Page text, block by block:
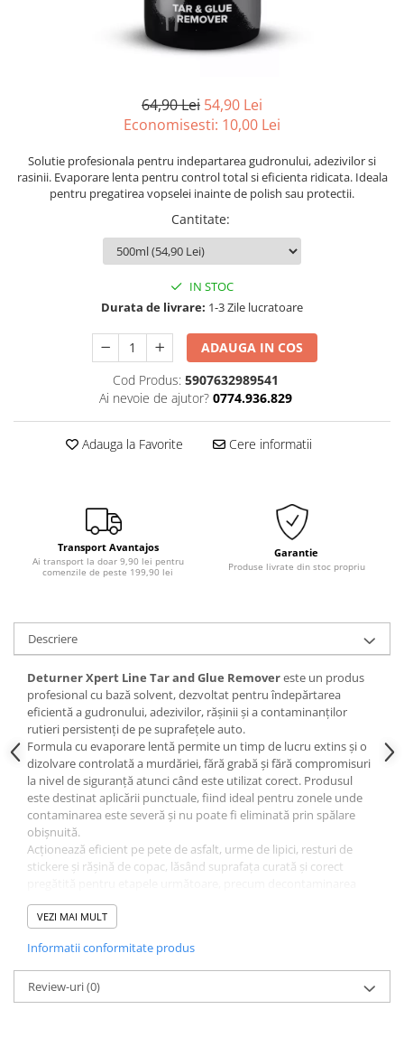
Solutii Curatare Interior
Suprafete Plastic Interior
Jante si Anvelope
Polish Auto si Corectie Vopsea
Pre-spalare si Spuma Auto
Reconditionare Faruri
Solutii Curatare Exterior
Suprafete Plastic Exterior
Tratament Hidrofob
Electrice si Electronice Auto
Aspiratoare Auto
Casti bluetooth
Accesorii biciclete
Accesorii pentru biciclete
Intretinere biciclete
Becuri auto
Lanterne si Lumini Semnalizare
Intretinere si Consumabile
Uleiuri si Aditivi
Antigel Auto
Baterii telecomanda
Cabluri si Accesorii Acumulatori
Canistre Auto
Intretinere Generala
Sigurante Auto
Oferte si Promotii
Scule si Echipamente
Scule auto
Chingi si accesorii transport
64,90 Lei 54,90 Lei
Economisesti: 10,00 Lei
Solutie profesionala pentru indepartarea gudronului, adezivilor si
rasinii. Evaporare lenta pentru control total si eficienta ridicata. Ideala
pentru pregatirea vopselei inainte de polish sau protectii.
Cantitate:
IN STOC
Durata de livrare: 1-3 Zile lucratoare
ADAUGA IN COS
Cod Produs: 5907632989541
Ai nevoie de ajutor? 0774.936.829
Adauga la Favorite Cere informatii
Transport Avantajos
Ai transport la doar 9,90 lei pentru
comenzile de peste 199,90 lei
Garantie
Produse livrate din stoc propriu
Descriere
Deturner Xpert Line Tar and Glue Removereste un produs
profesional cu bază solvent, dezvoltat pentru îndepărtarea
eficientă a gudronului, adezivilor, rășinii și a contaminanților
rutieri persistenți de pe suprafețele auto.
Formula cu evaporare lentă permite un timp de lucru extins și o
dizolvare controlată a murdăriei, fără grabă și fără compromisuri
la nivel de siguranță atunci când este utilizat corect. Produsul
este destinat aplicării punctuale, fiind ideal pentru zonele unde
contaminarea este severă și nu poate fi eliminată prin spălare
obișnuită.
Acționează eficient pe pete de asfalt, urme de lipici, resturi de
stickere și rășină de copac, lăsând suprafața curată și corect
metalică, polish sau aplicarea protecțiilor.
Datorită puterii ridicate de dizolvare și controlului bun în timpul
detailingul avansat și în pregătirea vopselei pentru lucrări de
corecție sau protecție.
VEZI MAI MULT
Informatii conformitate produs
Review-uri(0)